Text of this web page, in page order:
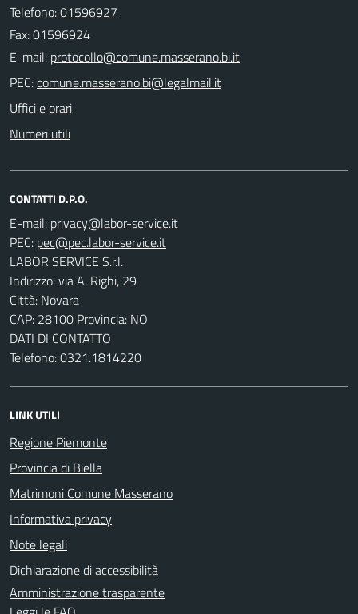
Telefono:01596927
Fax: 01596924
E-mail:
PEC:
Uffici e orari
Numeri utili
CONTATTI D.P.O.
E-mail:
PEC:
LABOR SERVICE S.r.l.
Indirizzo: via A. Righi, 29
Città: Novara
CAP: 28100 Provincia: NO
DATI DI CONTATTO
Telefono: 0321.1814220
LINK UTILI
Regione Piemonte
Provincia di Biella
Matrimoni Comune Masserano
Informativa privacy
Note legali
Dichiarazione di accessibilità
Amministrazione trasparente